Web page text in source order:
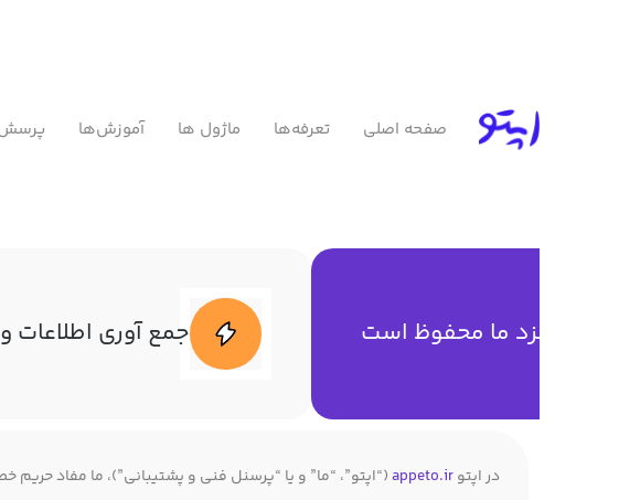
صفحه اصلی تعرفه‌ها ماژول ها آموزش‌ها
نزد ما محفوظ است جمع آوری اطلاعات
در اپتوappeto.ir(“اپتو”، “ما” و یا “پرسنل فنی و پشتیبانی”)، ما مفاد